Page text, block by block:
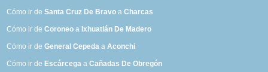
Cómo ir deSanta Cruz De Bravo aCharcas
Cómo ir deCoroneo a Ixhuatlán De Madero
Cómo ir deGeneral Cepeda aAconchi
Cómo ir de Escárcega aCañadas De Obregón